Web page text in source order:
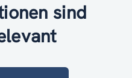
sind